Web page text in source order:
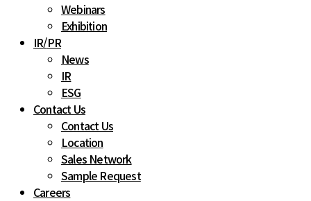
Webinars
Exhibition
IR/PR
News
IR
ESG
Contact Us
Contact Us
Location
Sales Network
Sample Request
Careers